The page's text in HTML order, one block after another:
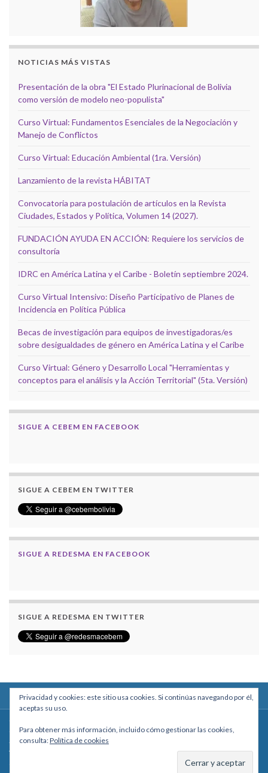
NOTICIAS MÁS VISTAS
Presentación de la obra "El Estado Plurinacional de Bolivia
como versión de modelo neo-populista"
Curso Virtual: Fundamentos Esenciales de la Negociación y
Manejo de Conflictos
Curso Virtual: Educación Ambiental (1ra. Versión)
Lanzamiento de la revista HÁBITAT
Convocatoria para postulación de artículos en la Revista
Ciudades, Estados y Política, Volumen 14 (2027).
FUNDACIÓN AYUDA EN ACCIÓN: Requiere los servicios de
consultoría
IDRC en América Latina y el Caribe - Boletín septiembre 2024.
Curso Virtual Intensivo: Diseño Participativo de Planes de
Incidencia en Política Pública
Becas de investigación para equipos de investigadoras/es
sobre desigualdades de género en América Latina y el Caribe
Curso Virtual: Género y Desarrollo Local "Herramientas y
conceptos para el análisis y la Acción Territorial" (5ta. Versión)
SIGUE A CEBEM EN FACEBOOK
SIGUE A CEBEM EN TWITTER
SIGUE A REDESMA EN FACEBOOK
SIGUE A REDESMA EN TWITTER
Calle Macario Pinilla # 2588 esq. Av. Arce, Edificio Arcadia, Mezzanine, Of. 101
- La Paz, Bolivia
Teléfono: +591 2431818 - Celular: +591 73027636
Privacidad y cookies: este sitio usa cookies. Si continúas navegando por él,
aceptas su uso.
Para obtener más información, incluido cómo gestionar las cookies,
consulta:Política de cookies